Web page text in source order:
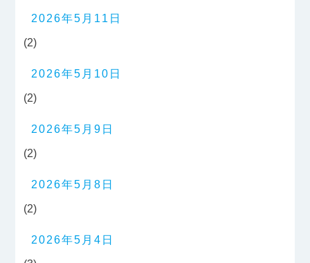
2026年5月11日
(2)
2026年5月10日
(2)
2026年5月9日
(2)
2026年5月8日
(2)
2026年5月4日